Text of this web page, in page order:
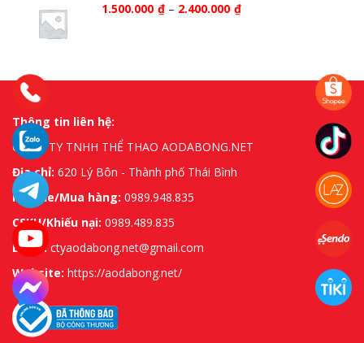
1.500.000 ₫ – 2.400.000 ₫
Thông tin liên hệ:
CÔNG TY TNHH THỂ THAO AODABONG.NET
Địa chỉ: 620 Lý Bôn - Thành phố Thái Bình
Hotline/Mua hàng: 0989.948.835
CSKH/Khiếu nại: 0989.489.835
Email:ctyaodabong.net@gmail.com
Website: https://aodabong.net/